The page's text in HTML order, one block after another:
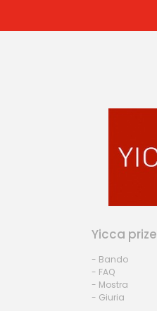
Yicca prize
- Bando
- FAQ
- Mostra
- Giuria